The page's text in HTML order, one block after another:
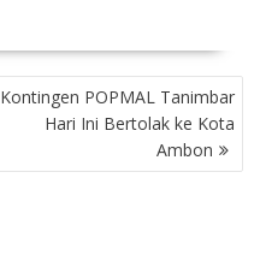
Kontingen POPMAL Tanimbar
Hari Ini Bertolak ke Kota
Ambon